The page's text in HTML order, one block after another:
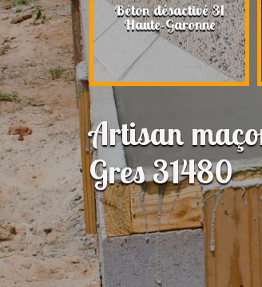
31 Béton désactivé 31
Haute-Garonne
Artisan
Gres 31480